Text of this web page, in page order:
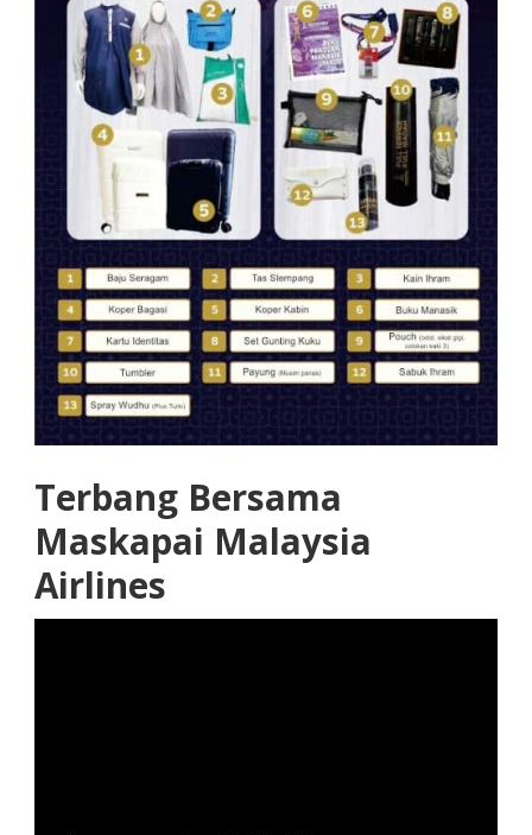
Terbang Bersama
Maskapai Malaysia
Airlines